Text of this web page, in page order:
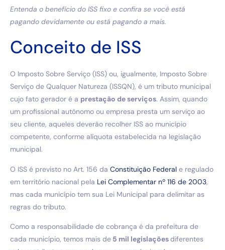
Entenda o benefício do ISS fixo e confira se você está
pagando devidamente ou está pagando a mais.
Conceito de ISS
O Imposto Sobre Serviço (ISS) ou, igualmente, Imposto Sobre
Serviço de Qualquer Natureza (ISSQN), é um tributo municipal
cujo fato gerador é a prestação de serviços. Assim, quando
um profissional autônomo ou empresa presta um serviço ao
seu cliente, aqueles deverão recolher ISS ao município
competente, conforme alíquota estabelecida na legislação
municipal.
O ISS é previsto no Art. 156 da Constituição Federal e regulado
em território nacional pela Lei Complementar nº 116 de 2003,
mas cada município tem sua Lei Municipal para delimitar as
regras do tributo.
Como a responsabilidade de cobrança é da prefeitura de
cada município, temos mais de 5 mil legislaçõesdiferentes